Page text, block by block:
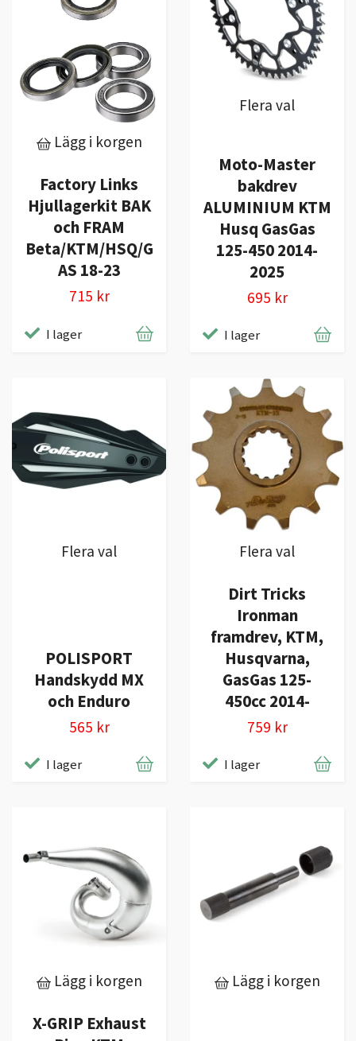
Lägg i korgen
Factory Links
Hjullagerkit BAK
och FRAM
Beta/KTM/HSQ/G
AS 18-23
715 kr
I lager
Flera val
Moto-Master
bakdrev
ALUMINIUM KTM
Husq GasGas
125-450 2014-
2025
695 kr
I lager
Flera val
POLISPORT
Handskydd MX
och Enduro
565 kr
I lager
Flera val
Dirt Tricks
Ironman
framdrev, KTM,
Husqvarna,
GasGas 125-
450cc 2014-
759 kr
I lager
Lägg i korgen
X-GRIP Exhaust
Lägg i korgen